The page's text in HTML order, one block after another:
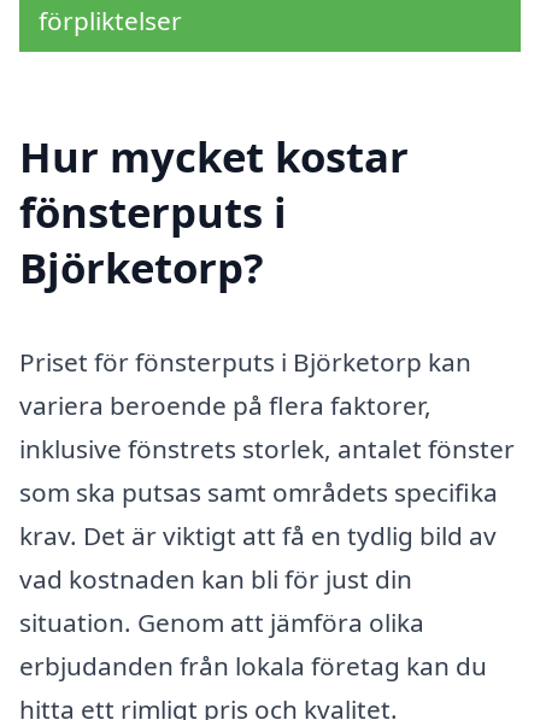
förpliktelser
Hur mycket kostar
fönsterputs i
Björketorp?
Priset för fönsterputs i Björketorp kan
variera beroende på flera faktorer,
inklusive fönstrets storlek, antalet fönster
som ska putsas samt områdets specifika
krav. Det är viktigt att få en tydlig bild av
vad kostnaden kan bli för just din
situation. Genom att jämföra olika
erbjudanden från lokala företag kan du
hitta ett rimligt pris och kvalitet.